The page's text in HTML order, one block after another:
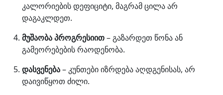
კალორიების დეფიციტი, მაგრამ ცილა არ
დაგაკლდეთ.
მუშაობა პროგრესიით– გაზარდეთ წონა ან
გამეორებების რაოდენობა.
დასვენება– კუნთები იზრდება აღდგენისას, არ
დაივიწყოთ ძილი.